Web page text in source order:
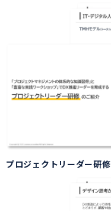
プロジェクトリーダー研修